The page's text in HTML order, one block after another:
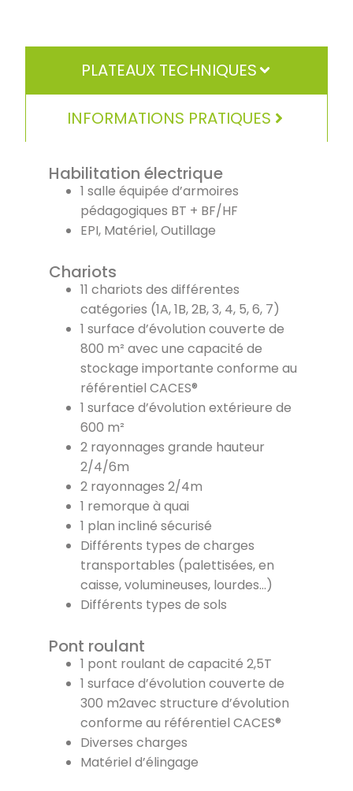
PLATEAUX TECHNIQUES
INFORMATIONS PRATIQUES
Habilitation électrique
1 salle équipée d’armoires
pédagogiques BT + BF/HF
EPI, Matériel, Outillage
Chariots
11 chariots des différentes
catégories (1A, 1B, 2B, 3, 4, 5, 6, 7)
1 surface d’évolution couverte de
800 m² avec une capacité de
stockage importante conforme au
référentiel CACES®
1 surface d’évolution extérieure de
600 m²
2 rayonnages grande hauteur
2/4/6m
2 rayonnages 2/4m
1 remorque à quai
1 plan incliné sécurisé
Différents types de charges
transportables (palettisées, en
caisse, volumineuses, lourdes…)
Différents types de sols
Pont roulant
1 pont roulant de capacité 2,5T
1 surface d’évolution couverte de
300 m2avec structure d’évolution
conforme au référentiel CACES®
Diverses charges
Matériel d’élingage